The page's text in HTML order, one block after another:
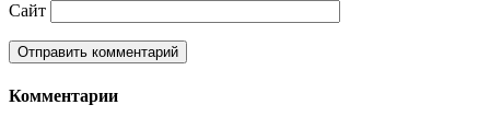
Сайт
Комментарии